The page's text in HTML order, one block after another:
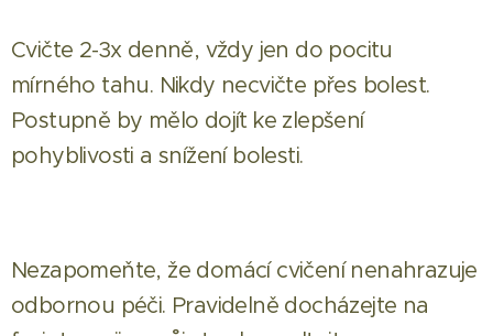
Cvičte 2-3x denně, vždy jen do pocitu
mírného tahu. Nikdy necvičte přes bolest.
Postupně by mělo dojít ke zlepšení
pohyblivosti a snížení bolesti.
Nezapomeňte, že domácí cvičení nenahrazuje
odbornou péči. Pravidelně docházejte na